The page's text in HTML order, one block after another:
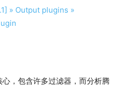
» Output plugins »
，包含许多过滤器，而分析腾